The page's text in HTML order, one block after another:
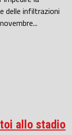
delle infiltrazioni
allo stadio